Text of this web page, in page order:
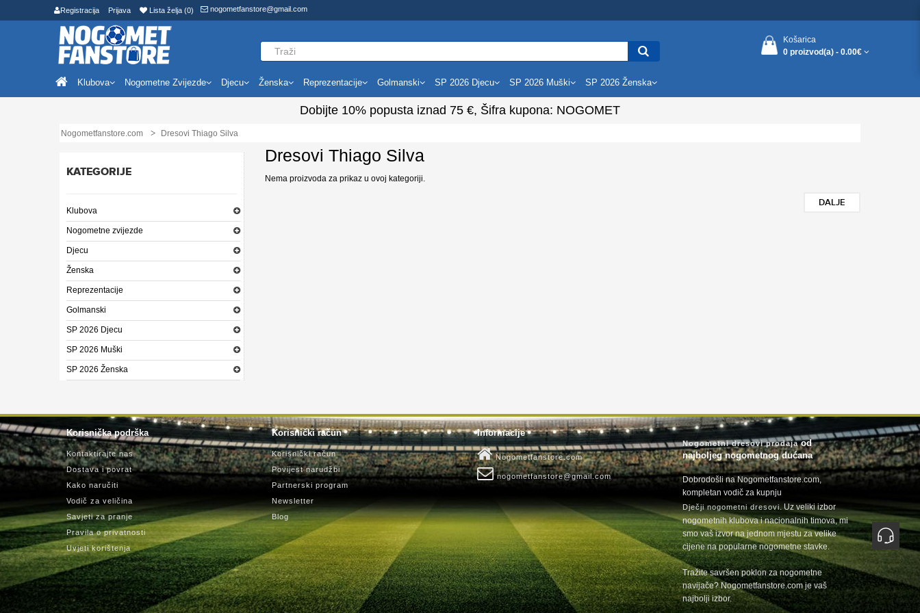
Registracija Prijava Lista želja (0) nogometfanstore@gmail.com
Košarica
0 proizvod(a) - 0.00€
Klubova Nogometne Zvijezde Djecu Ženska Reprezentacije Golmanski SP 2026 Djecu SP 2026 Muški SP 2026 Ženska
Dobijte 10% popusta iznad 75 €, Šifra kupona: NOGOMET
Nogometfanstore.com Dresovi Thiago Silva
KATEGORIJE
Klubova
Nogometne zvijezde
Djecu
Ženska
Reprezentacije
Golmanski
SP 2026 Djecu
SP 2026 Muški
SP 2026 Ženska
Dresovi Thiago Silva
Nema proizvoda za prikaz u ovoj kategoriji.
DALJE
Korisnička podrška
Kontaktirajte nas
Dostava i povrat
Kako naručiti
Vodič za veličina
Savjeti za pranje
Pravila o privatnosti
Uvjeti korištenja
Korisnički račun
Korisnički račun
Povijest narudžbi
Partnerski program
Newsletter
Blog
Informacije
Nogometfanstore.com
nogometfanstore@gmail.com
Nogometni dresovi prodajaod
najboljeg nogometnog dućana
Dobrodošli na Nogometfanstore.com,
kompletan vodič za kupnju
Dječji nogometni dresovi. Uz veliki izbor
nogometnih klubova i nacionalnih timova, mi
smo vaš izvor na jednom mjestu za velike
cijene na popularne nogometne stavke.
Tražite savršen poklon za nogometne
navijače? Nogometfanstore.com je vaš
najbolji izbor.